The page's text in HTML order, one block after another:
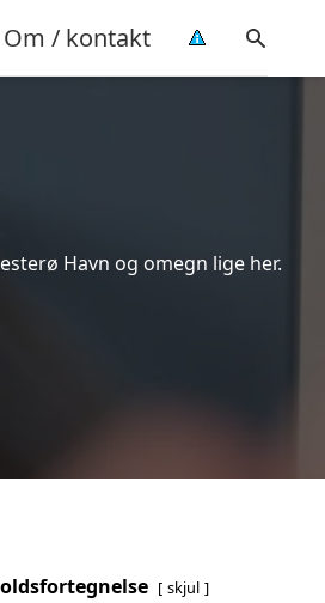
Om / kontakt
Havn og omegn lige her.
skjul